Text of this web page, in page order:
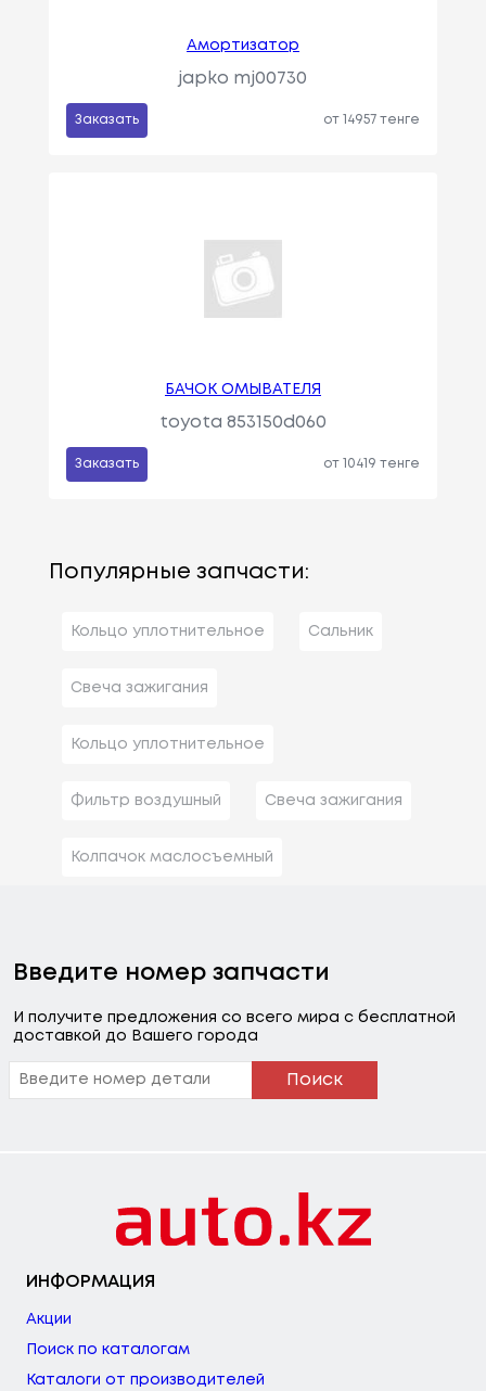
Амортизатор
japko mj00730
Заказать от 14957 тенге
БАЧОК ОМЫВАТЕЛЯ
toyota 853150d060
Заказать от 10419 тенге
Популярные запчасти:
Кольцо уплотнительное Сальник
Свеча зажигания
Кольцо уплотнительное
Фильтр воздушный Свеча зажигания
Колпачок маслосъемный
Введите номер запчасти
И получите предложения со всего мира с бесплатной
доставкой до Вашего города
Поиск
ИНФОРМАЦИЯ
Акции
Поиск по каталогам
Каталоги от производителей